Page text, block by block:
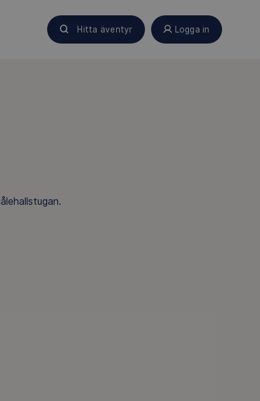
Hitta äventyr Logga in